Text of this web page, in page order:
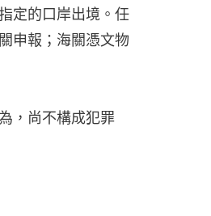
定的口岸出境。任
申報；海關憑文物
，尚不構成犯罪